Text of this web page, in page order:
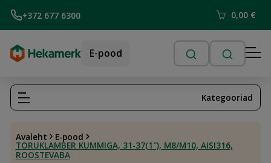
+372 677 6300 0,00 €
E-pood
Avaleht E-pood
TORUKLAMBER KUMMIGA, 31-37(1″), M8/M10, AISI316,
ROOSTEVABA
Kategooriad